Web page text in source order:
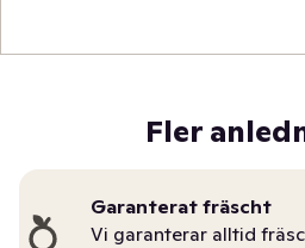
Fler
Garanterat fräscht
Vi garanterar alltid